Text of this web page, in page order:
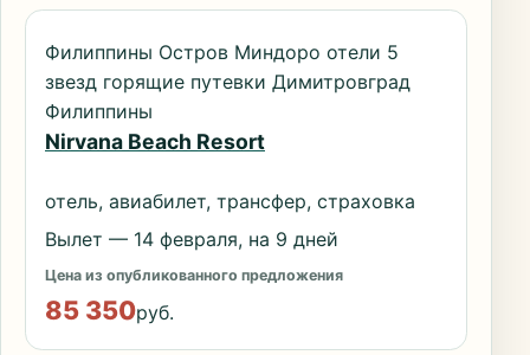
Филиппины Остров Миндоро отели 5
звезд горящие путевки Димитровград
Филиппины
Nirvana Beach Resort
отель, авиабилет, трансфер, страховка
Вылет — 14 февраля, на 9 дней
Цена из опубликованного предложения
85 350руб.